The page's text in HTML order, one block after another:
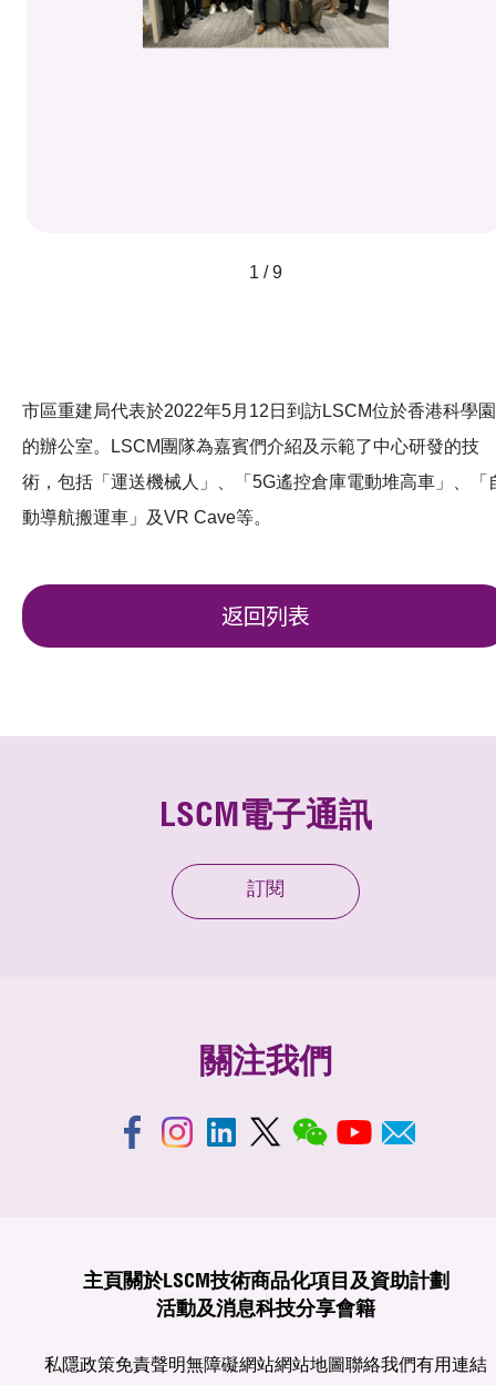
1 / 9
市區重建局代表於2022年5月12日到訪LSCM位於香港科學園
的辦公室。LSCM團隊為嘉賓們介紹及示範了中心研發的技
術，包括「運送機械人」、「5G遙控倉庫電動堆高車」、「
動導航搬運車」及VR Cave等。
返回列表
LSCM電子通訊
訂閱
關注我們
主頁 關於LSCM技術商品化項目及資助計劃
活動及消息科技分享會籍
私隱政策免責聲明無障礙網站網站地圖聯絡我們有用連結